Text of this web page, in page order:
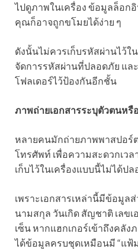
ไปดูภาพในเครื่อง ข้อมูลล็อก
คุณก็อาจถูกขโมยได้ง่าย ๆ
ดังนั้นไม่ควรเก็บรหัสผ่านไว้ใ
จัดการรหัสผ่านที่ปลอดภัย แล
โฟลเดอร์ไว้ป้องกันอีกชั้น
ภาพถ่ายเอกสารระบุตัวตนหรื
หลายคนมักถ่ายภาพพาสปอร์
โทรศัพท์ เพื่อความสะดวกเวล
เก็บไว้ในเครื่องแบบนี้ไม่ได้ปล
เพราะเอกสารเหล่านี้มีข้อมู
นามสกุล วันเกิด สัญชาติ เลขเ
เซ็น หากแฮกเกอร์เข้าถึงคลั
ได้ข้อมูลครบชุดเหมือนมี “แฟ้